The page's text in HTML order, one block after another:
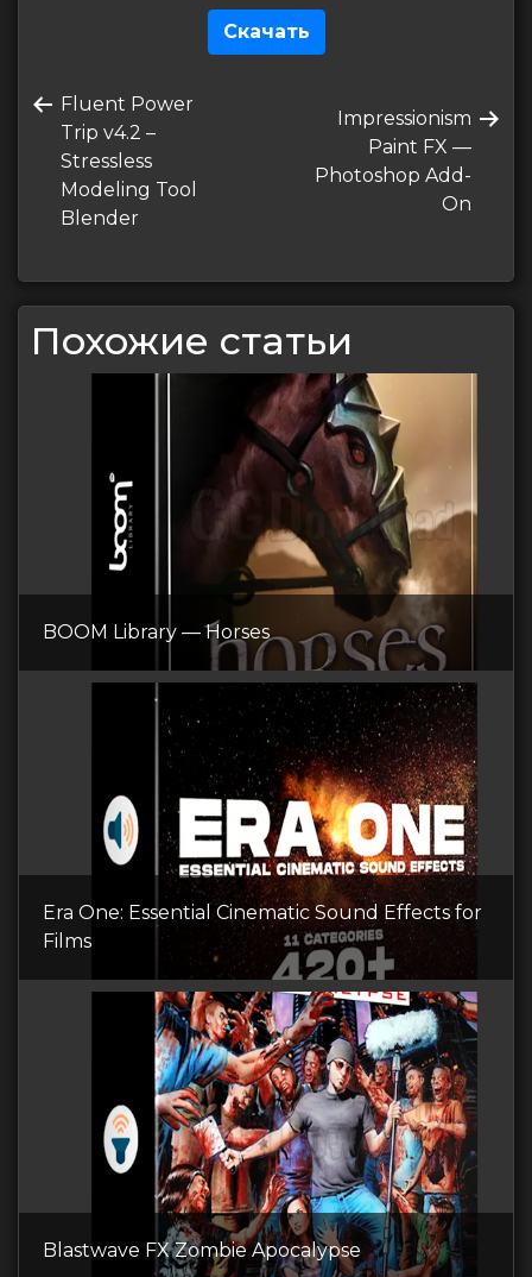
Скачать
по
записям
Предыдущая
запись
Fluent Power
Trip v4.2 –
Stressless
Modeling Tool
Blender
Следующая
запись
Impressionism
Paint FX —
Photoshop Add-
On
Похожие статьи
BOOM Library — Horses
Era One: Essential Cinematic Sound Effects for
Films
Blastwave FX Zombie Apocalypse